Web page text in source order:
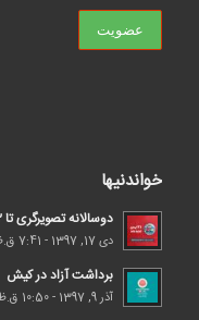
خواندنیها
دوسالانه تصویرگری تا ۱۲ بهمن تمدید شد
دی 17, 1397 - 7:41 ق.ظ
برداشت آزاد در کیش
آذر 9, 1397 - 10:50 ق.ظ